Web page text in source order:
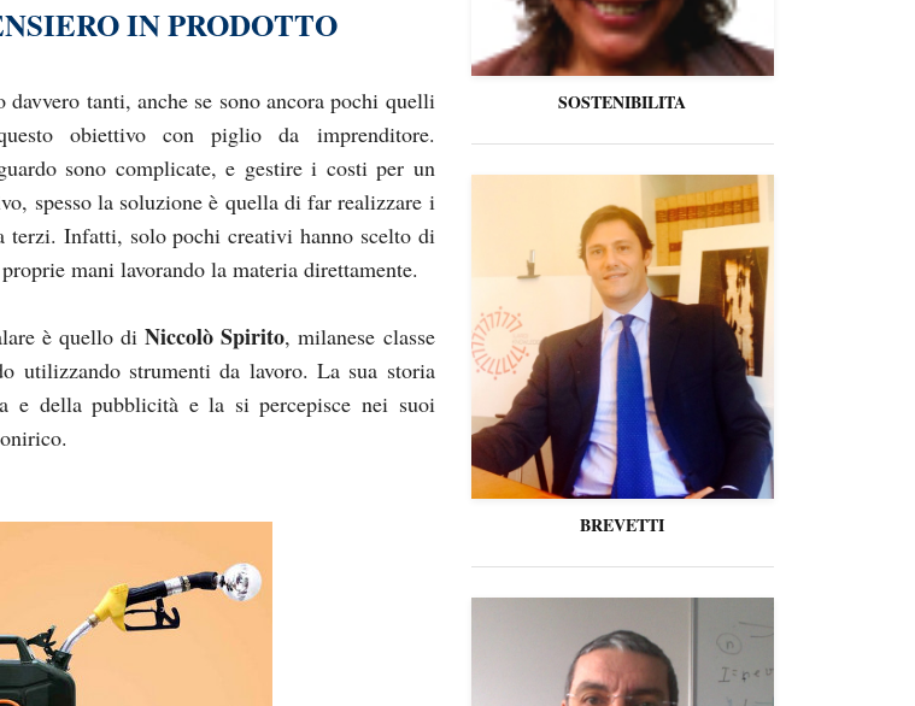
IN PRODOTTO
davvero tanti, anche se sono ancora pochi quelli
obiettivo con piglio da imprenditore.
sono complicate, e gestire i costi per un
spesso la soluzione è quella di far realizzare i
terzi. Infatti, solo pochi creativi hanno scelto di
mani lavorando la materia direttamente.
è quello diNiccolò Spirito, milanese classe
utilizzando strumenti da lavoro. La sua storia
e della pubblicità e la si percepisce nei suoi
SOSTENIBILITA
BREVETTI